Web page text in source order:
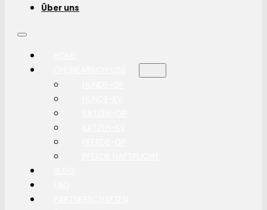
Über uns